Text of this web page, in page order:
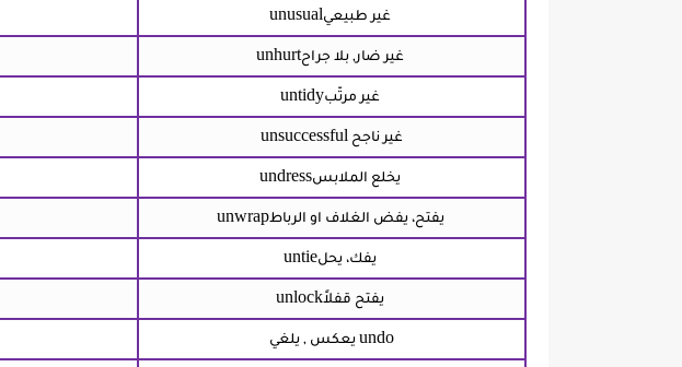
unusualغير طبيعي
unhurtغير ضار, بلا جراح
untidyغير مرتّب
unsuccessful غير ناجح
undressيخلع الملابس
unwrapيفتح، يفض الغلاف او الرباط
untieيفك، يحل
unlockيفتح قفلاً
undo يعكس , يلغي